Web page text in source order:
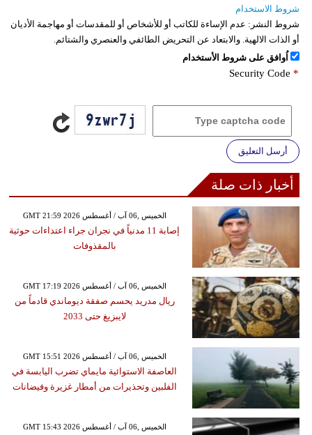
شروط الاستخدام
شروط النشر: عدم الإساءة للكاتب أو للأشخاص أو للمقدسات أو مهاجمة الأديان
أو الذات الالهية. والابتعاد عن التحريض الطائفي والعنصري والشتائم.
اُوافق على شروط الأستخدام
Security Code *
أرسل التعليق
أخبار ذات صلة
GMT 21:59 2026 الخميس ,06 آب / أغسطس
إصابة 11 مدنياً في نجران جراء اعتداءات حوثية
بالمقذوفات
GMT 17:19 2026 الخميس ,06 آب / أغسطس
ريال مدريد يحسم صفقة ديوماندي قادماً من
لايبزيغ حتى 2033
GMT 15:51 2026 الخميس ,06 آب / أغسطس
العاصفة الاستوائية مايماي تضرب اليابسة في
الفلبين وتحذيرات من أمطار غزيرة وفيضانات
GMT 15:43 2026 الخميس ,06 آب / أغسطس